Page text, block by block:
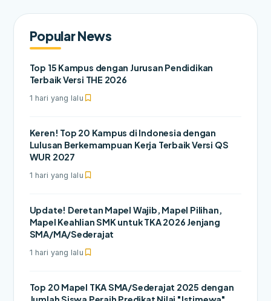
Popular News
Top 15 Kampus dengan Jurusan Pendidikan
Terbaik Versi THE 2026
1 hari yang lalu
Keren! Top 20 Kampus di Indonesia dengan
Lulusan Berkemampuan Kerja Terbaik Versi QS
WUR 2027
1 hari yang lalu
Update! Deretan Mapel Wajib, Mapel Pilihan,
Mapel Keahlian SMK untuk TKA 2026 Jenjang
SMA/MA/Sederajat
1 hari yang lalu
Top 20 Mapel TKA SMA/Sederajat 2025 dengan